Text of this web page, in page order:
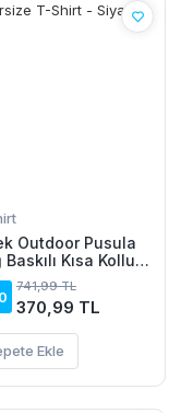
Outdoor Pusula
Baskılı Kısa Kollu
T-Shirt -
741,99 TL
370,99 TL
Ekle